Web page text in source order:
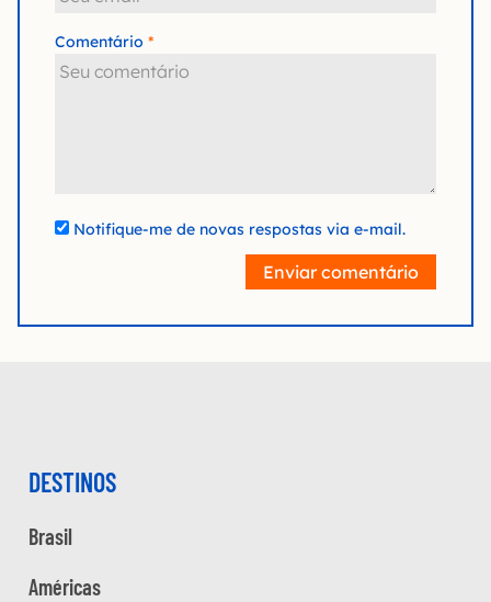
Comentário
Notifique-me de novas respostas via e-mail.
Enviar comentário
DESTINOS
Brasil
Américas